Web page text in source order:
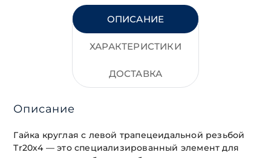
ОПИСАНИЕ
ХАРАКТЕРИСТИКИ
ДОСТАВКА
Описание
Гайка круглая с левой трапецеидальной резьбой
Tr20х4 — это специализированный элемент для